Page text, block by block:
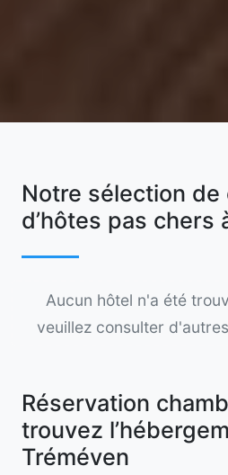
Notre sélection de
d’hôtes pas chers
Aucun hôtel n'a été
veuillez consulter
Réservation
trouvez
Tréméven